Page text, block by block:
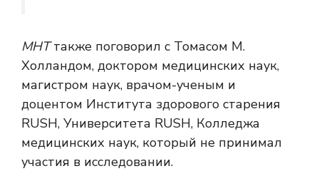
МНТтакже поговорил с Томасом М.
Холландом, доктором медицинских наук,
магистром наук, врачом-ученым и
доцентом Института здорового старения
RUSH, Университета RUSH, Колледжа
медицинских наук, который не принимал
участия в исследовании.